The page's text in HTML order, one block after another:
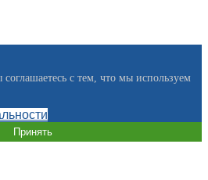
с тем, что мы используем
Принять